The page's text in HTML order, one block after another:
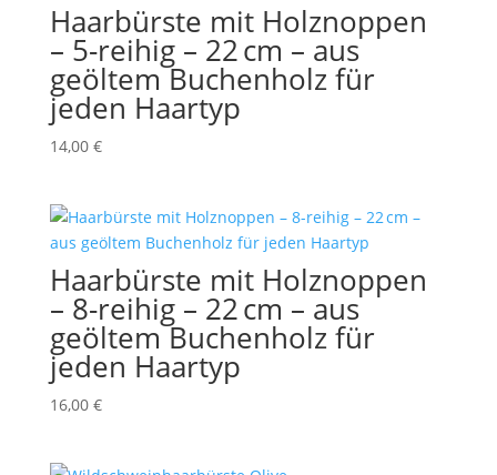
Haarbürste mit Holznoppen
– 5-reihig – 22 cm – aus
geöltem Buchenholz für
jeden Haartyp
14,00 €
Haarbürste mit Holznoppen
– 8-reihig – 22 cm – aus
geöltem Buchenholz für
jeden Haartyp
16,00 €